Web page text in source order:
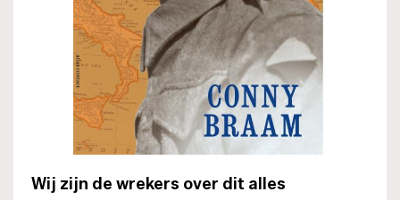
Wij zijn de wrekers over dit alles